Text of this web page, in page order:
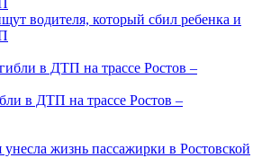
водителя, который сбил ребенка и
в ДТП на трассе Ростов –